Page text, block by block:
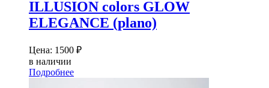
ILLUSION colors GLOW
ELEGANCE (plano)
Цена: 1500 ₽
в наличии
Подробнее